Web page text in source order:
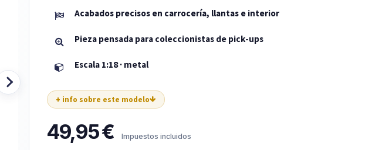
Acabados precisos en carrocería, llantas e interior
Pieza pensada para coleccionistas de pick-ups
Escala 1:18 · metal
+ info sobre este modelo
49,95€ Impuestos incluidos